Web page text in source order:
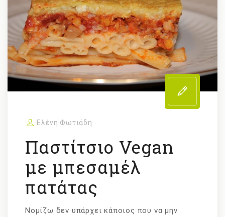
Ελένη Φωτιάδη
Παστίτσιο Vegan
με μπεσαμέλ
πατάτας
Νομίζω δεν υπάρχει κάποιος που να μην